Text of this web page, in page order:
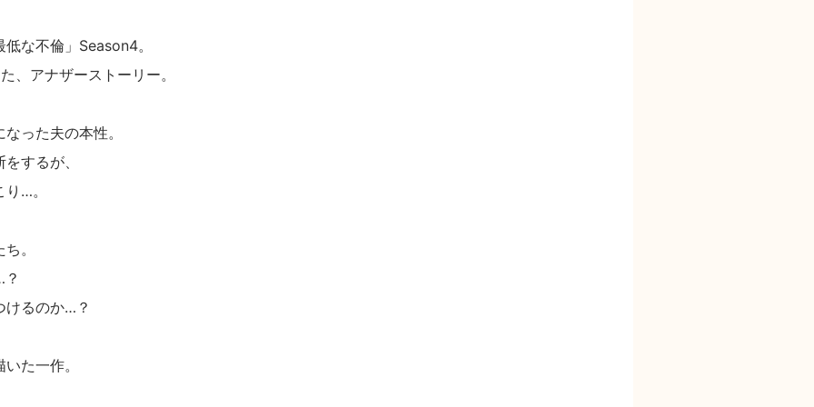
な不倫」Season4。
、アナザーストーリー。
った夫の本性。
するが、
…。
。
けるのか…？
た一作。